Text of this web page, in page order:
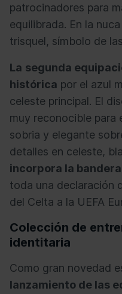
patrocinadores para
equilibrada. En la
trisquel, símbolo de
La segunda
histórica por el azul
celeste principal. El
muy reconocible para
sobria y elegante
detalles en celeste,
incorpora la
toda una declaración
del Celta a la UEFA
Colección de
identitaria
Como gran novedad
lanzamiento de las